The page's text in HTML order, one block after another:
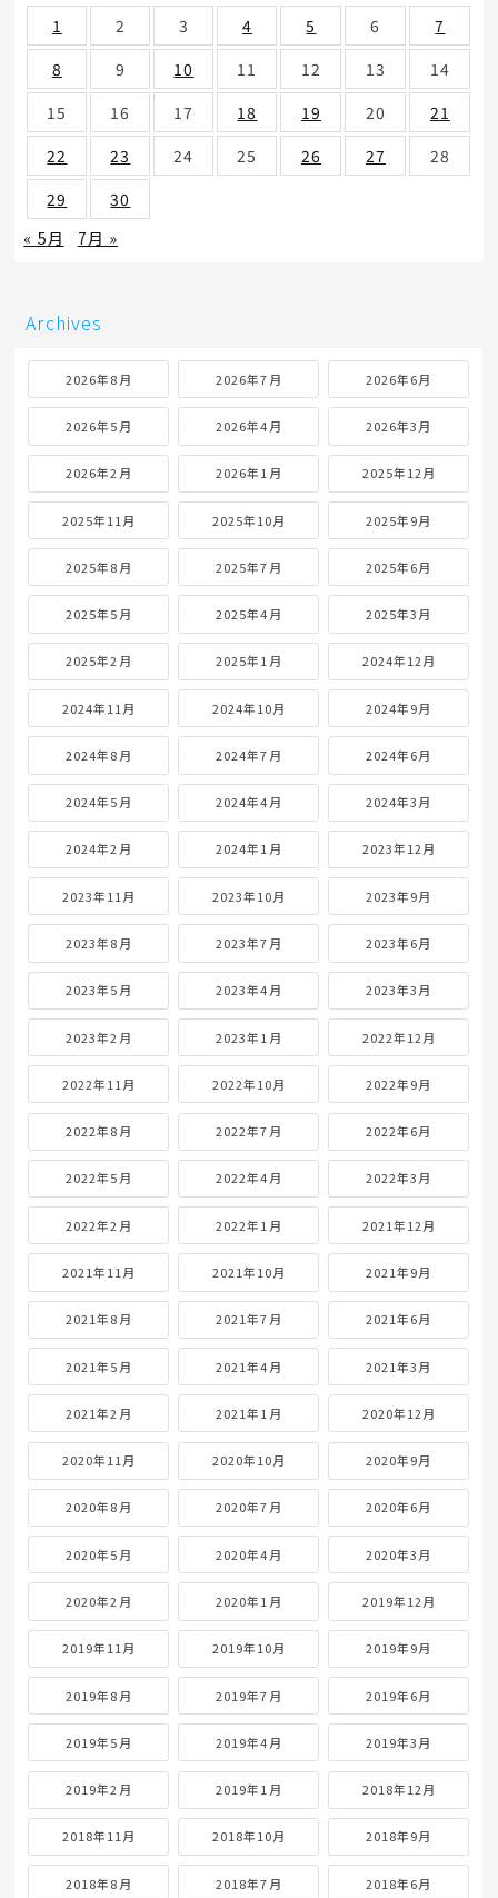
1 2 3 4 5 6
7
8
9 10 11 12 13
14
15
16 17 18 19 20
21
22
23 24 25 26 27
28
29
30
« 5月
7月 »
Archives
2026年8月 2026年7月 2026年6月
2026年5月 2026年4月 2026年3月
2026年2月 2026年1月 2025年12月
2025年11月 2025年10月 2025年9月
2025年8月 2025年7月 2025年6月
2025年5月 2025年4月 2025年3月
2025年2月 2025年1月 2024年12月
2024年11月 2024年10月 2024年9月
2024年8月 2024年7月 2024年6月
2024年5月 2024年4月 2024年3月
2024年2月 2024年1月 2023年12月
2023年11月 2023年10月 2023年9月
2023年8月 2023年7月 2023年6月
2023年5月 2023年4月 2023年3月
2023年2月 2023年1月 2022年12月
2022年11月 2022年10月 2022年9月
2022年8月 2022年7月 2022年6月
2022年5月 2022年4月 2022年3月
2022年2月 2022年1月 2021年12月
2021年11月 2021年10月 2021年9月
2021年8月 2021年7月 2021年6月
2021年5月 2021年4月 2021年3月
2021年2月 2021年1月 2020年12月
2020年11月 2020年10月 2020年9月
2020年8月 2020年7月 2020年6月
2020年5月 2020年4月 2020年3月
2020年2月 2020年1月 2019年12月
2019年11月 2019年10月 2019年9月
2019年8月 2019年7月 2019年6月
2019年5月 2019年4月 2019年3月
2019年2月 2019年1月 2018年12月
2018年11月 2018年10月 2018年9月
2018年8月 2018年7月 2018年6月